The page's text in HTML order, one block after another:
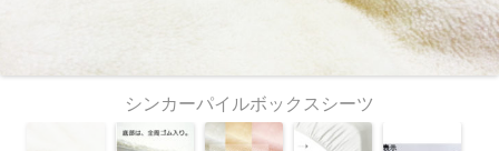
シンカーパイルボックスシーツ